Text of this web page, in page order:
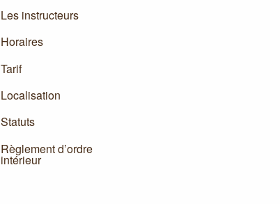
Les instructeurs
Horaires
Tarif
Localisation
Statuts
Règlement d’ordre
intérieur